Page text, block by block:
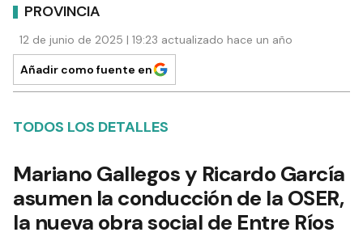
PROVINCIA
12 de junio de 2025 | 19:23 actualizado hace un año
Añadir como fuente en
TODOS LOS DETALLES
Mariano Gallegos y Ricardo García
asumen la conducción de la OSER,
la nueva obra social de Entre Ríos